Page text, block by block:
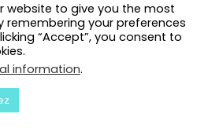
website to give you the most
remembering your preferences
“Accept”, you consent to
information.